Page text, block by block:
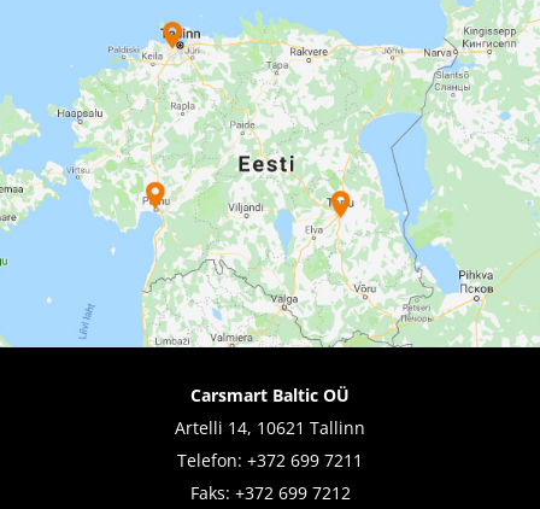
Carsmart Baltic OÜ
Artelli 14, 10621 Tallinn
Telefon: +372 699 7211
Faks: +372 699 7212